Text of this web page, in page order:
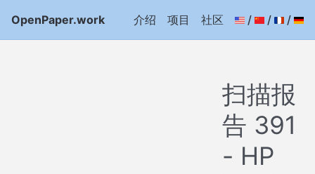
OpenPaper.work 介绍 项目 社区 / / /
扫描报
告 391
- HP